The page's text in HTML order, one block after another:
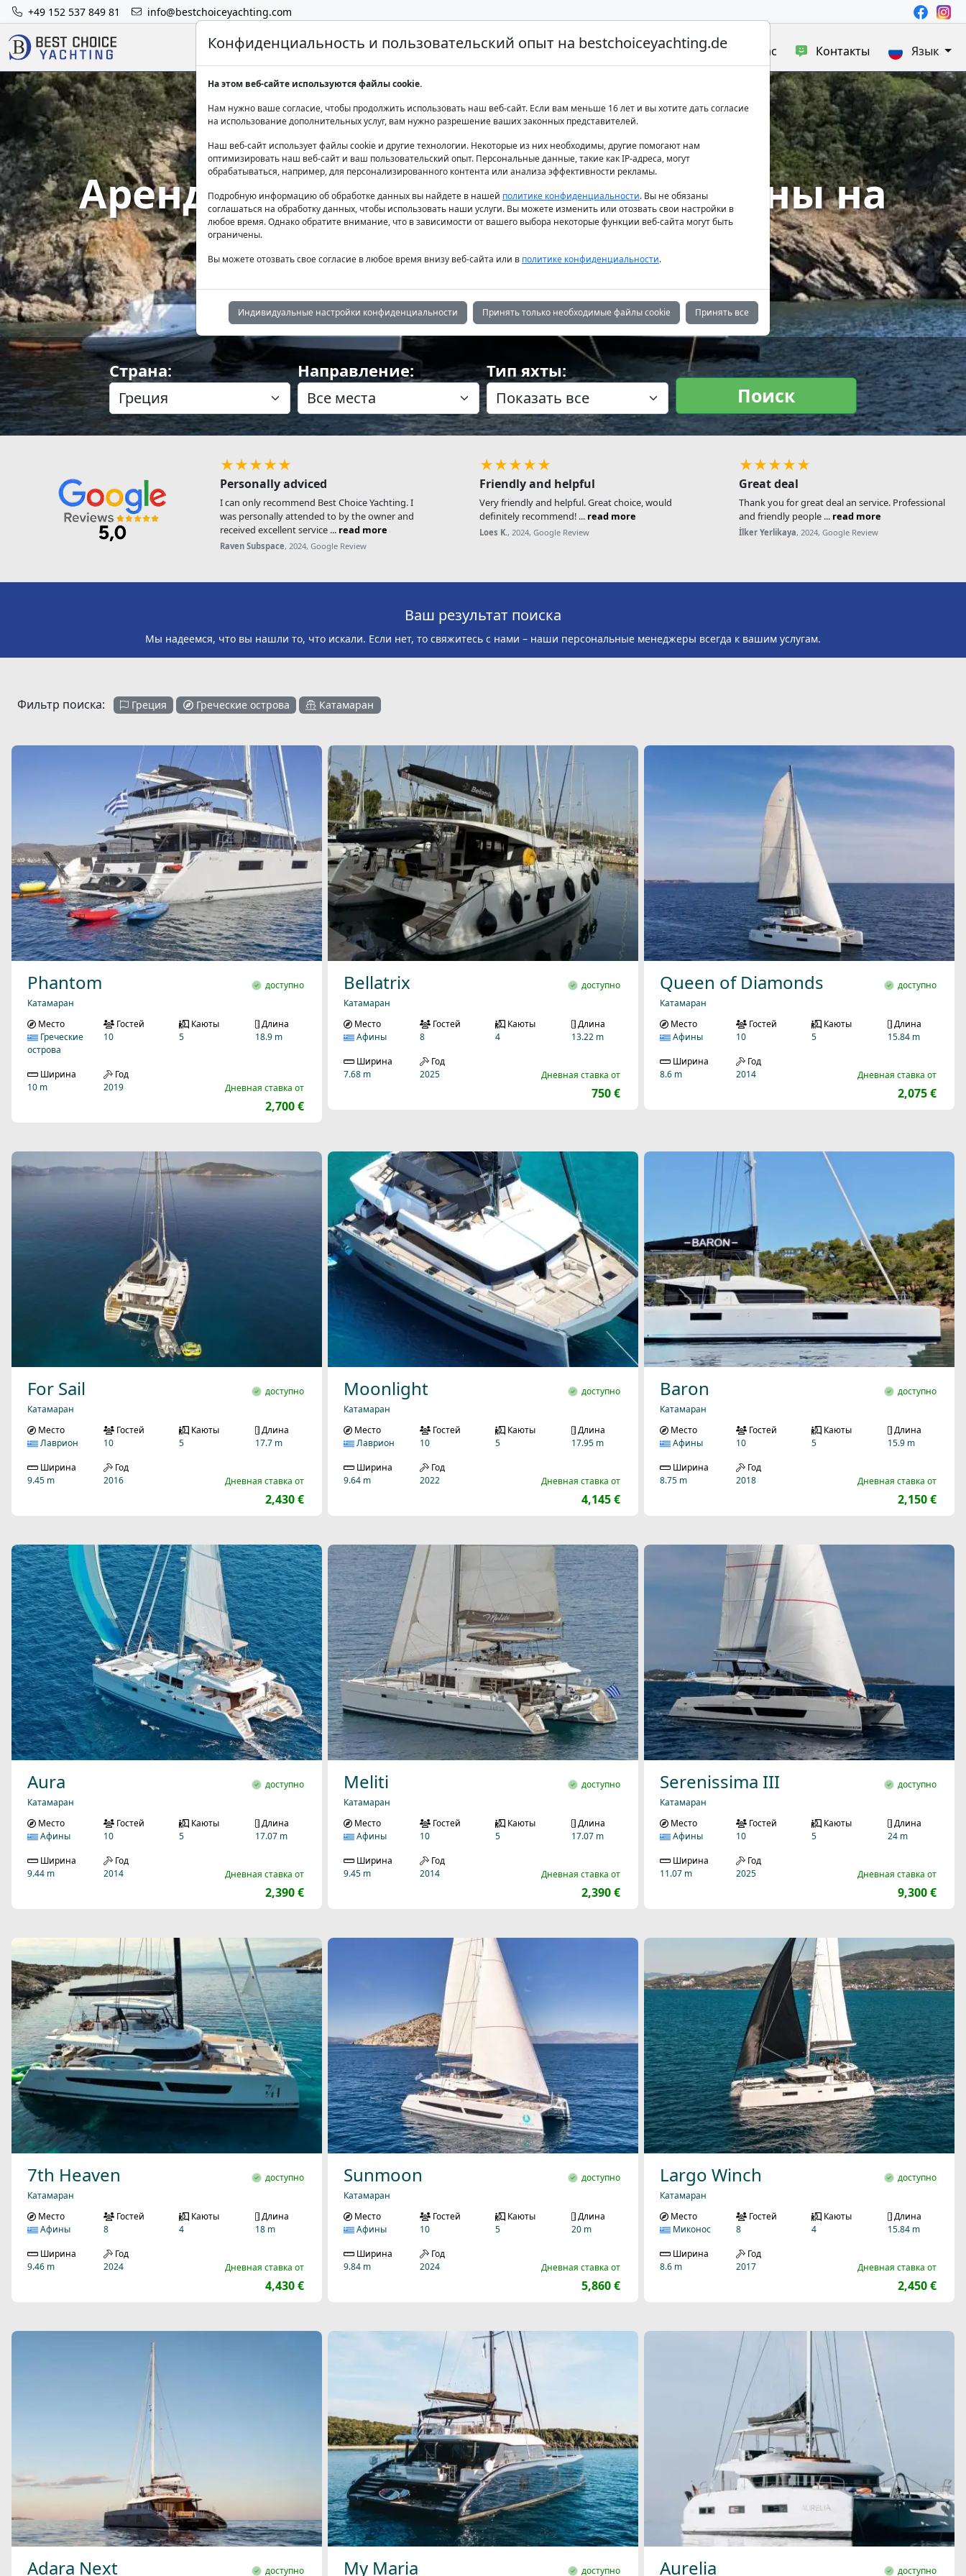
+49 152 537 849 81 info@bestchoiceyachting.com
Аренда яхт класса люкс Аренда яхт Продажа яхт Блог О нас Контакты Язык
Арендованные яхты и катамараны на
греческих островах
Страна: Направление: Тип яхты:
Поиск
★★★★★
Personally adviced
I can only recommend Best Choice Yachting. I
was personally attended to by the owner and
received excellent service ... read more
Raven Subspace, 2024, Google Review
★★★★★
Friendly and helpful
Very friendly and helpful. Great choice, would
definitely recommend! ... read more
Loes K., 2024, Google Review
★★★★★
Great deal
Thank you for great deal an service. Professional
and friendly people ... read more
İlker Yerlikaya, 2024, Google Review
Ваш результат поиска
Мы надеемся, что вы нашли то, что искали. Если нет, то свяжитесь с нами – наши персональные менеджеры всегда к вашим услугам.
Фильтр поиска: Греция Греческие острова Катамаран
Phantom
Катамаран
доступно
Дневная ставка от
2,700 €
Место
Греческие
острова
Гостей
10
Каюты
5
Длина
18.9 m
Ширина
10 m
Год
2019
Bellatrix
Катамаран
доступно
Дневная ставка от
750 €
Место
Афины
Гостей
8
Каюты
4
Длина
13.22 m
Ширина
7.68 m
Год
2025
Queen of Diamonds
Катамаран
доступно
Дневная ставка от
2,075 €
Место
Афины
Гостей
10
Каюты
5
Длина
15.84 m
Ширина
8.6 m
Год
2014
For Sail
Катамаран
доступно
Дневная ставка от
2,430 €
Место
Лаврион
Гостей
10
Каюты
5
Длина
17.7 m
Ширина
9.45 m
Год
2016
Moonlight
Катамаран
доступно
Дневная ставка от
4,145 €
Место
Лаврион
Гостей
10
Каюты
5
Длина
17.95 m
Ширина
9.64 m
Год
2022
Baron
Катамаран
доступно
Дневная ставка от
2,150 €
Место
Афины
Гостей
10
Каюты
5
Длина
15.9 m
Ширина
8.75 m
Год
2018
Aura
Катамаран
доступно
Дневная ставка от
2,390 €
Место
Афины
Гостей
10
Каюты
5
Длина
17.07 m
Ширина
9.44 m
Год
2014
Meliti
Катамаран
доступно
Дневная ставка от
2,390 €
Место
Афины
Гостей
10
Каюты
5
Длина
17.07 m
Ширина
9.45 m
Год
2014
Serenissima III
Катамаран
доступно
Дневная ставка от
9,300 €
Место
Афины
Гостей
10
Каюты
5
Длина
24 m
Ширина
11.07 m
Год
2025
7th Heaven
Катамаран
доступно
Дневная ставка от
4,430 €
Место
Афины
Гостей
8
Каюты
4
Длина
18 m
Ширина
9.46 m
Год
2024
Sunmoon
Катамаран
доступно
Дневная ставка от
5,860 €
Место
Афины
Гостей
10
Каюты
5
Длина
20 m
Ширина
9.84 m
Год
2024
Largo Winch
Катамаран
доступно
Дневная ставка от
2,450 €
Место
Миконос
Гостей
8
Каюты
4
Длина
15.84 m
Ширина
8.6 m
Год
2017
Adara Next доступно My Maria доступно Aurelia доступно
Конфиденциальность и пользовательский опыт на bestchoiceyachting.de
На этом веб-сайте используются файлы cookie.
Нам нужно ваше согласие, чтобы продолжить использовать наш веб-сайт. Если вам меньше 16 лет и вы хотите дать согласие
на использование дополнительных услуг, вам нужно разрешение ваших законных представителей.
Наш веб-сайт использует файлы cookie и другие технологии. Некоторые из них необходимы, другие помогают нам
оптимизировать наш веб-сайт и ваш пользовательский опыт. Персональные данные, такие как IP-адреса, могут
обрабатываться, например, для персонализированного контента или анализа эффективности рекламы.
Подробную информацию об обработке данных вы найдете в нашей политике конфиденциальности. Вы не обязаны
соглашаться на обработку данных, чтобы использовать наши услуги. Вы можете изменить или отозвать свои настройки в
любое время. Однако обратите внимание, что в зависимости от вашего выбора некоторые функции веб-сайта могут быть
ограничены.
Вы можете отозвать свое согласие в любое время внизу веб-сайта или в политике конфиденциальности.
Индивидуальные настройки конфиденциальности Принять только необходимые файлы cookie Принять все